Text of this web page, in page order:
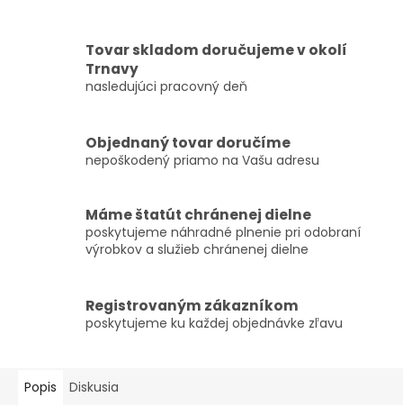
Tovar skladom doručujeme v okolí
Trnavy
nasledujúci pracovný deň
Objednaný tovar doručíme
nepoškodený priamo na Vašu adresu
Máme štatút chránenej dielne
poskytujeme náhradné plnenie pri odobraní
výrobkov a služieb chránenej dielne
Registrovaným zákazníkom
poskytujeme ku každej objednávke zľavu
Popis Diskusia